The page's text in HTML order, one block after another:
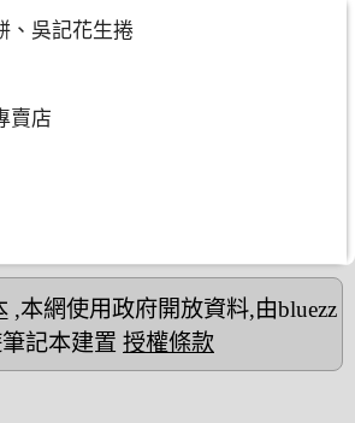
、吳記花生捲
賣店
,本網使用政府開放資料,由bluezz
記本建置 授權條款